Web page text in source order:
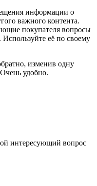
информации о
важного контента.
покупателя вопросы
Используйте её по своему
изменив одну
удобно.
интересующий вопрос